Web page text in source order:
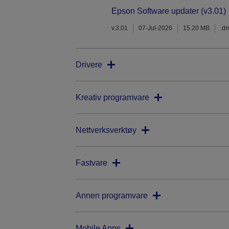
Epson Software updater (v3.01)
v.3.01 07-Jul-2026 15.20 MB
Drivere
Kreativ programvare
Nettverksverktøy
Fastvare
Annen programvare